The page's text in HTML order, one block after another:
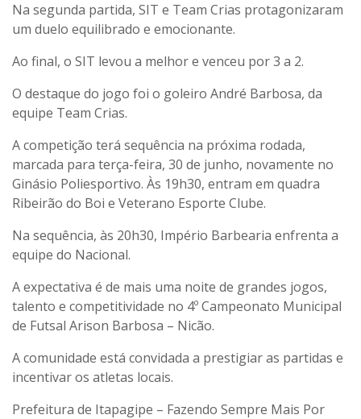
Na segunda partida, SIT e Team Crias protagonizaram
um duelo equilibrado e emocionante.
Ao final, o SIT levou a melhor e venceu por 3 a 2.
O destaque do jogo foi o goleiro André Barbosa, da
equipe Team Crias.
A competição terá sequência na próxima rodada,
marcada para terça-feira, 30 de junho, novamente no
Ginásio Poliesportivo. Às 19h30, entram em quadra
Ribeirão do Boi e Veterano Esporte Clube.
Na sequência, às 20h30, Império Barbearia enfrenta a
equipe do Nacional.
A expectativa é de mais uma noite de grandes jogos,
talento e competitividade no 4º Campeonato Municipal
de Futsal Arison Barbosa – Nicão.
A comunidade está convidada a prestigiar as partidas e
incentivar os atletas locais.
Prefeitura de Itapagipe – Fazendo Sempre Mais Por